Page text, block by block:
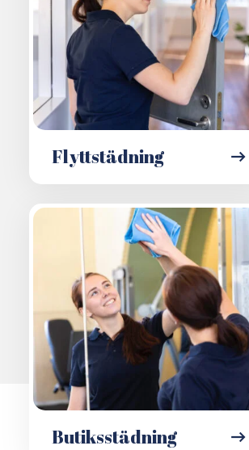
Flyttstädning
Butiksstädning